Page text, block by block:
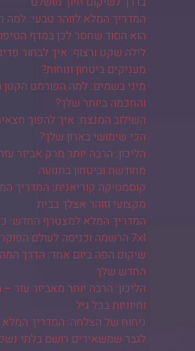
המדריך המלא לזוהר טבעי: למה
הוא הסוד שחסר לכן במדף
לילה שקט ורצוף: איך לבחור
מעניקים ביטחון ונוחות?
מיני בשמים: למה הפורמט הקטן
והחכמה ביותר שלך?
השילוב המנצח: איך להפוך
הכי שימושי בארון שלך?
הליכון: הרבה יותר מרק אביזר
מחודשת וביטחון בתנועה
קוסמטיקה קוריאנית: המדריך
מקצועי וזוהר אצלך בבית
המדריך המלא למצטרף החדש:
7xl הרשמה וכניסה לעולם הפוקר המקצועי
שיקום הפה ביום אחד: הדרך
החדש שלך
הליכון: הרבה יותר מאביזר
וחיוניות בכל גיל
ניחוח של הצלחה: המדריך
לגבר שמשאירים רושם בלתי